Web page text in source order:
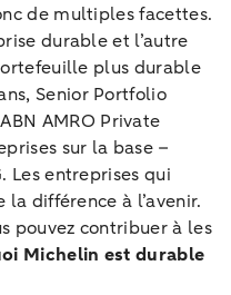
de multiples facettes.
durable et l’autre
plus durable
Senior Portfolio
AMRO Private
sur la base –
Les entreprises qui
différence à l’avenir.
pouvez contribuer à les
Michelin est durable